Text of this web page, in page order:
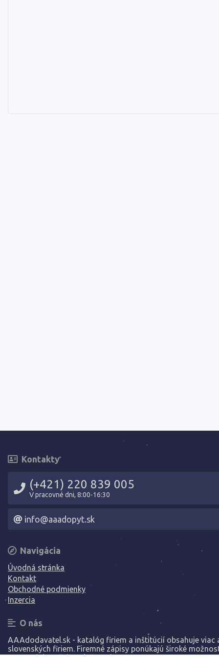
Kontakty
(+421) 220 839 005
V pracovné dni, 8:00-16:30
info@aaadopyt.sk
Navigácia
Úvodná stránka
Kontakt
Obchodné podmienky
Inzercia
O nás
AAAdodavatel.sk - katalóg firiem a inštitúcií obsahuje viac
slovenských firiem. Firemné zápisy ponúkajú široké